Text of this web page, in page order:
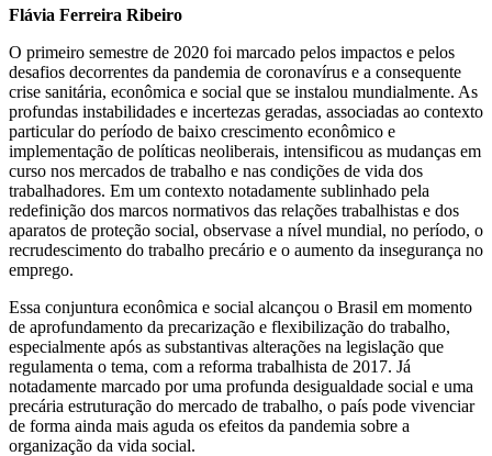
Flávia Ferreira Ribeiro
O primeiro semestre de 2020 foi marcado pelos impactos e pelos
desafios decorrentes da pandemia de coronavírus e a consequente
crise sanitária, econômica e social que se instalou mundialmente. As
profundas instabilidades e incertezas geradas, associadas ao contexto
particular do período de baixo crescimento econômico e
implementação de políticas neoliberais, intensificou as mudanças em
curso nos mercados de trabalho e nas condições de vida dos
trabalhadores. Em um contexto notadamente sublinhado pela
redefinição dos marcos normativos das relações trabalhistas e dos
aparatos de proteção social, observase a nível mundial, no período, o
recrudescimento do trabalho precário e o aumento da insegurança no
emprego.
Essa conjuntura econômica e social alcançou o Brasil em momento
de aprofundamento da precarização e flexibilização do trabalho,
especialmente após as substantivas alterações na legislação que
regulamenta o tema, com a reforma trabalhista de 2017. Já
notadamente marcado por uma profunda desigualdade social e uma
precária estruturação do mercado de trabalho, o país pode vivenciar
de forma ainda mais aguda os efeitos da pandemia sobre a
organização da vida social.